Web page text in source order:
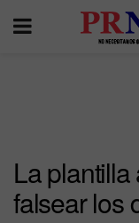
La
falsear los